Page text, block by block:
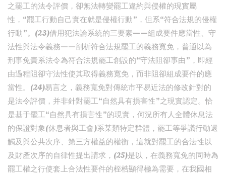
之罷工的法令評價，卻無法轉變罷工違約與侵權的現實屬
性，“罷工行動自己實在就是侵權行動”，但系“符合法規的侵權
行動”。(23)借用犯法論系統的三要素——組成要件應當性、守
法性與法令義務——剖析符合法規罷工的義務寬免，普通以為
刑事免責系法令為符合法規罷工創設的“守法阻卻事由”，即經
由過程阻卻守法性使其取得義務寬免，而非阻卻組成要件的應
當性。(24)易言之，義務寬免對傳統市平易近法的修改針對的
是法令評價，并非針對罷工“自然具有損害性”之現實認定。恰
是基于罷工“自然具有損害性”的現實，何況所有人全體休息法
的保證對象(休息者與工會)系某類特定群體，罷工等爭議行動還
觸及與公共次序、第三方權益的權衡，這就對罷工的合法性以
及財產次序的自律性提出請求，(25)是以，在義務寬免的同時為
罷工權之行使套上合法性要件的桎梏顯得極為需要，在我國相